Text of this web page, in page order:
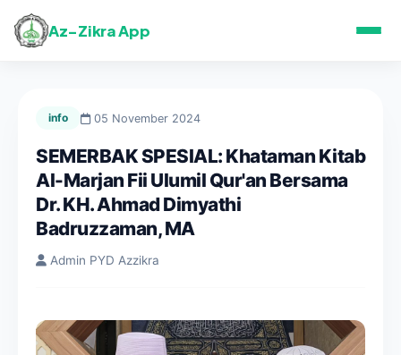
Az-Zikra App
info 05 November 2024
SEMERBAK SPESIAL: Khataman Kitab
Al-Marjan Fii Ulumil Qur'an Bersama
Dr. KH. Ahmad Dimyathi
Badruzzaman, MA
Admin PYD Azzikra